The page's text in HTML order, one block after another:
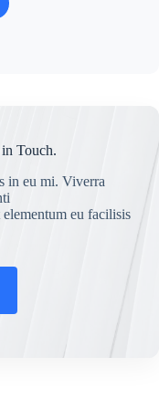
Touch.
in eu mi. Viverra
eu facilisis